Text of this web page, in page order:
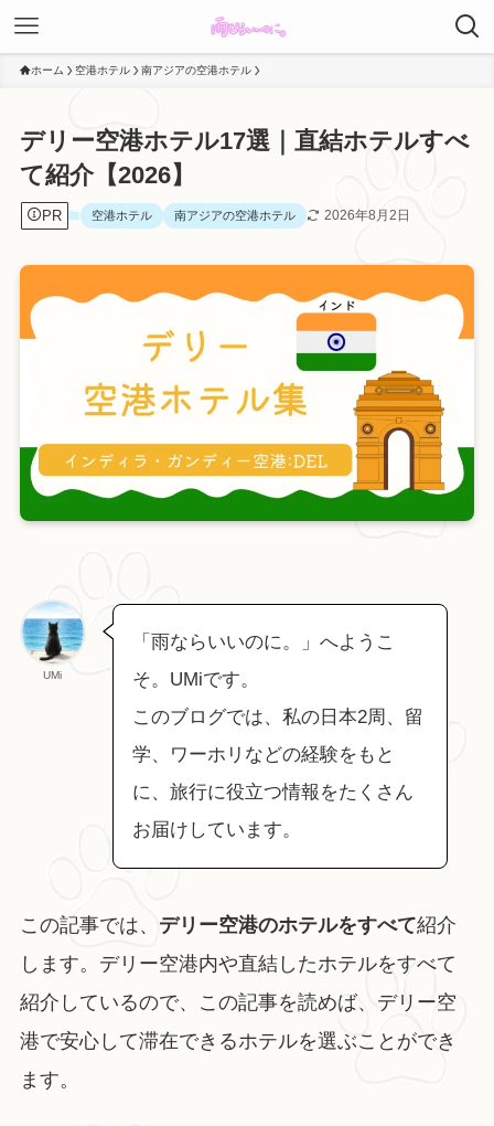
ホーム 空港ホテル 南アジアの空港ホテル
デリー空港ホテル17選｜直結ホテルすべ
て紹介【2026】
PR 空港ホテル 南アジアの空港ホテル 2026年8月2日
UMi
「雨ならいいのに。」へようこ
そ。UMiです。
このブログでは、私の日本2周、留
学、ワーホリなどの経験をもと
に、旅行に役立つ情報をたくさん
お届けしています。
この記事では、 デリー空港のホテルをすべて紹介
します。デリー空港内や直結したホテルをすべて
紹介しているので、この記事を読めば、デリー空
港で安心して滞在できるホテルを選ぶことができ
ます。